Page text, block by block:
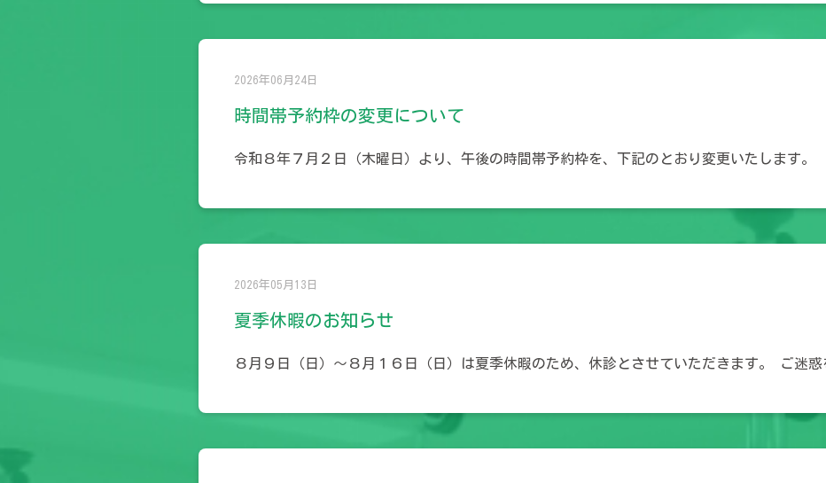
2026年06月24日
時間帯予約枠の変更について
令和８年７月２日（木曜日）より、午後の時間帯予約枠を、下記のとおり変更いたします。
2026年05月13日
夏季休暇のお知らせ
８月９日（日）～８月１６日（日）は夏季休暇のため、休診とさせていただきます。 ご迷